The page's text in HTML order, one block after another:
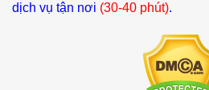
dịch vụ tận nơi (30-40 phút).